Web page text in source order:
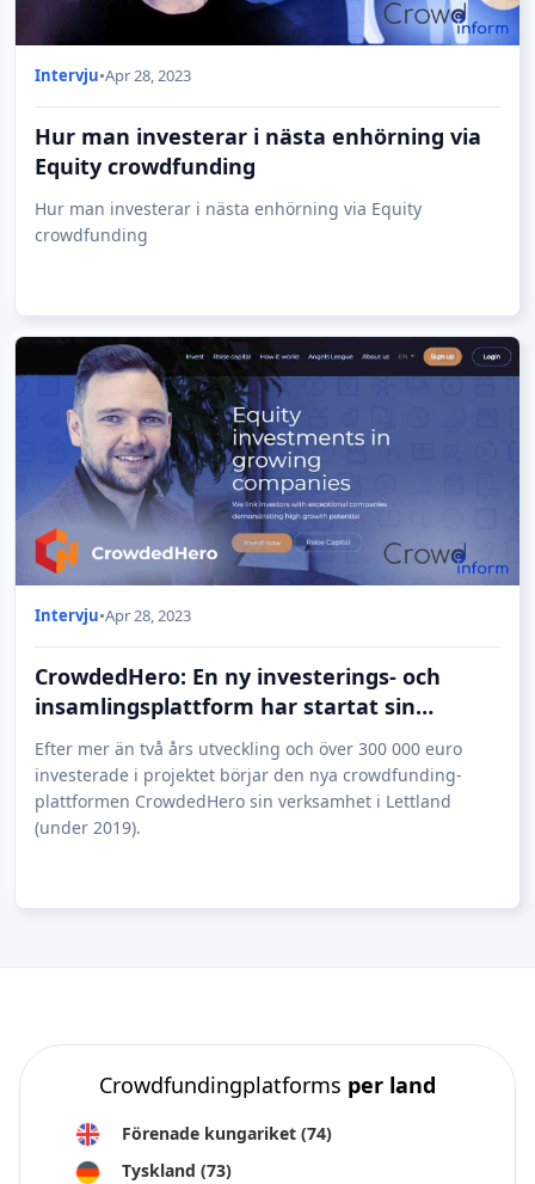
Intervju•Apr 28, 2023
Hur man investerar i nästa enhörning via
Equity crowdfunding
Hur man investerar i nästa enhörning via Equity
crowdfunding
Intervju•Apr 28, 2023
CrowdedHero: En ny investerings- och
insamlingsplattform har startat sin
verksamhet i Lettland
Efter mer än två års utveckling och över 300 000 euro
investerade i projektet börjar den nya crowdfunding-
plattformen CrowdedHero sin verksamhet i Lettland
(under 2019).
Crowdfundingplatforms per land
Förenade kungariket (74)
Tyskland (73)